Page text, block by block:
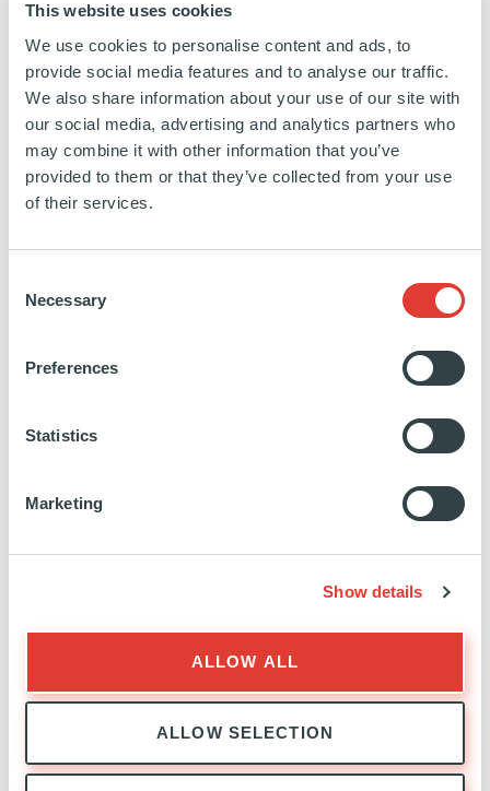
This website uses cookies
We use cookies to personalise content and ads, to
provide social media features and to analyse our traffic.
We also share information about your use of our site with
our social media, advertising and analytics partners who
may combine it with other information that you’ve
provided to them or that they’ve collected from your use
of their services.
Selection
Necessary
Preferences
Statistics
Marketing
Show details
ALLOW ALL
ALLOW SELECTION
EN SAVOIR PLUS
Míla
ISLANDE
Technologie, Media et Télécoms